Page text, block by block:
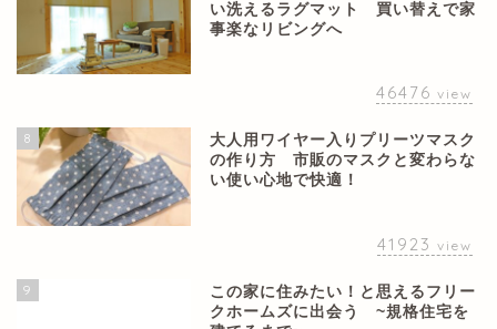
い洗えるラグマット 買い替えで家
事楽なリビングへ
46476 view
8
大人用ワイヤー入りプリーツマスク
の作り方 市販のマスクと変わらな
い使い心地で快適！
41923 view
9
この家に住みたい！と思えるフリー
クホームズに出会う ~規格住宅を